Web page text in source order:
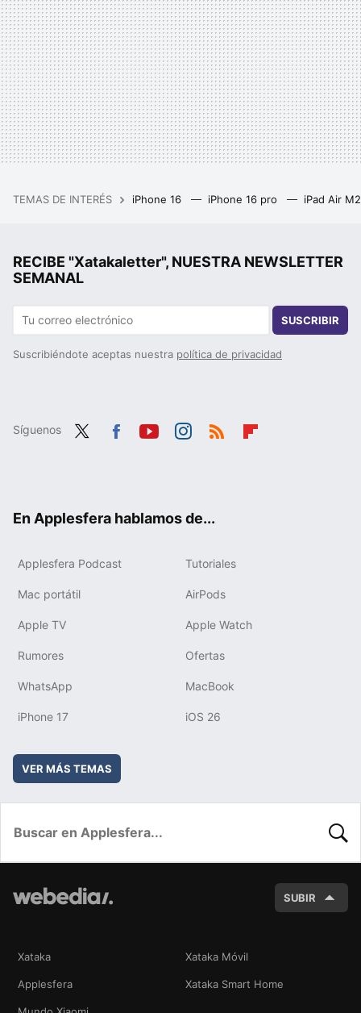
TEMAS DE INTERÉS iPhone 16 iPhone 16 pro iPad Air
RECIBE "Xatakaletter", NUESTRA NEWSLETTER
SEMANAL
SUSCRIBIR
Suscribiéndote aceptas nuestra política de privacidad
Síguenos
En Applesfera hablamos de...
Applesfera Podcast Tutoriales
Mac portátil AirPods
Apple TV Apple Watch
Rumores Ofertas
WhatsApp MacBook
iPhone 17 iOS 26
VER MÁS TEMAS
SUBIR
Xataka Xataka Móvil
Applesfera Xataka Smart Home